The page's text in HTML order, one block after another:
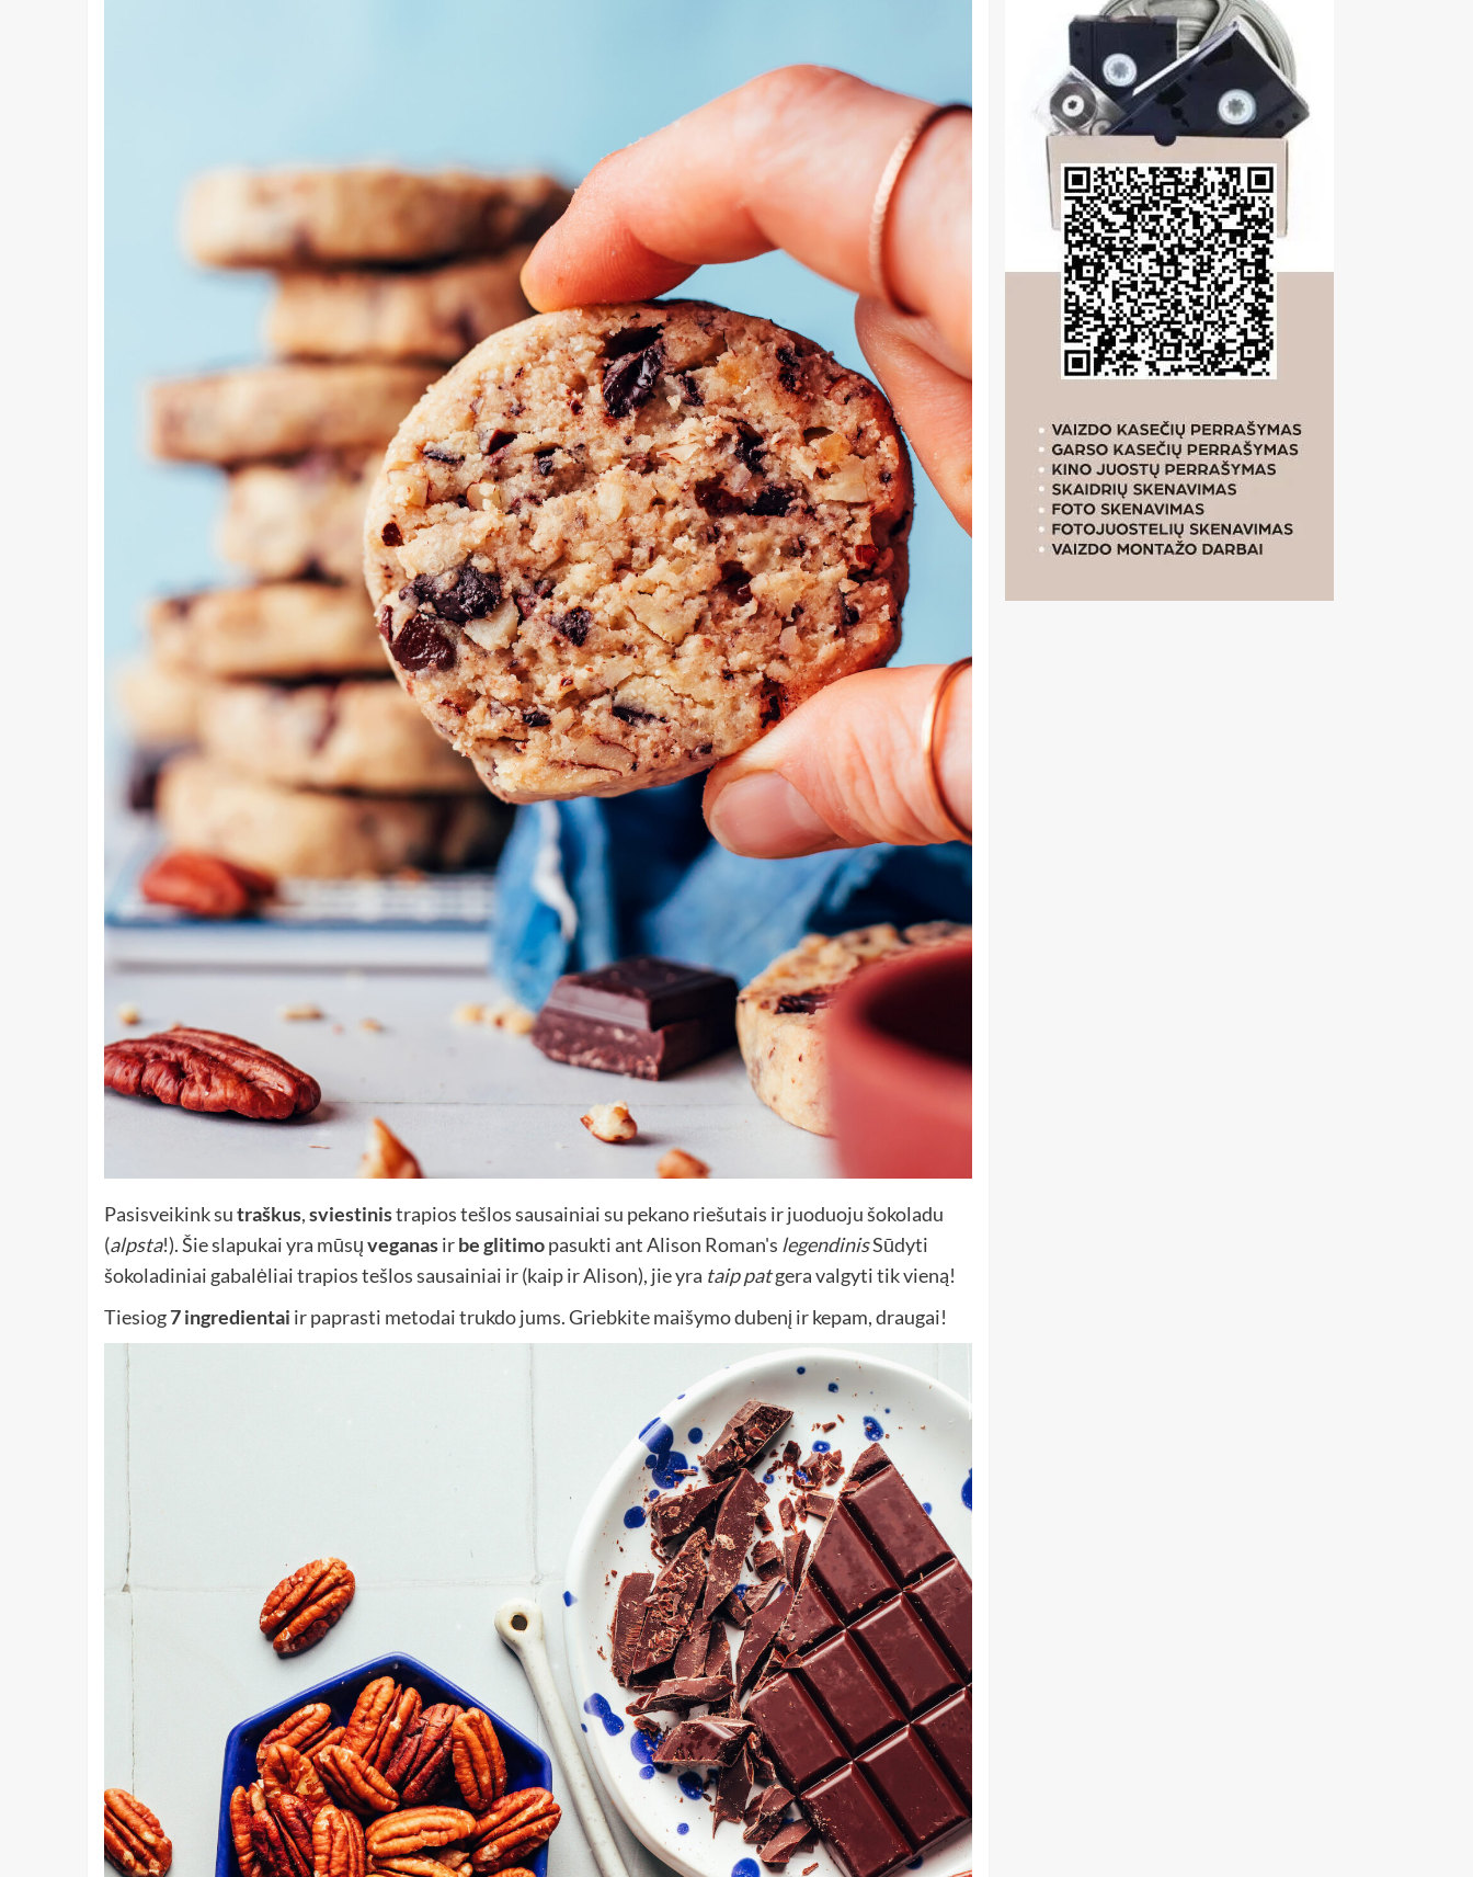
Pasisveikink sutraškus,sviestinistrapios tešlos sausainiai su pekano riešutais ir juoduoju šokoladu
(alpsta!). Šie slapukai yra mūsųveganasirbe glitimopasukti ant Alison Roman's legendinisSūdyti
šokoladiniai gabalėliai trapios tešlos sausainiai ir (kaip ir Alison), jie yra taip patgera valgyti tik vieną!
Tiesiog7 ingredientai ir paprasti metodai trukdo jums. Griebkite maišymo dubenį ir kepam, draugai!